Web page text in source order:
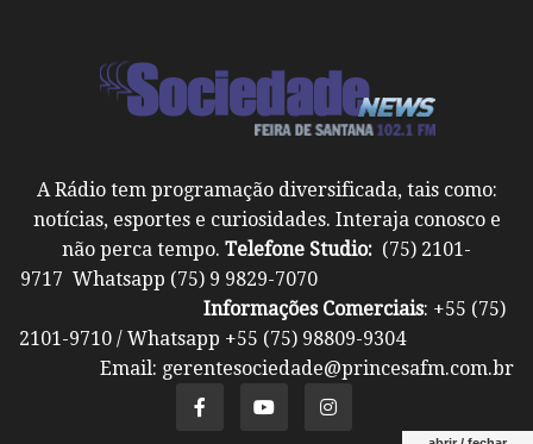
A Rádio tem programação diversificada, tais como:
notícias, esportes e curiosidades. Interaja conosco e
não perca tempo. Telefone Studio: (75) 2101-
9717 Whatsapp (75) 9 9829-7070
Informações Comerciais: +55 (75)
2101-9710 / Whatsapp +55 (75) 98809-9304
Email: gerentesociedade@princesafm.com.br